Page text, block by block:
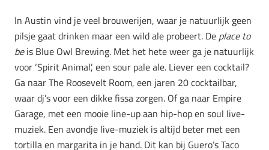
In Austin vind je veel brouwerijen, waar je natuurlijk geen
pilsje gaat drinken maar een wild ale probeert. De place to
beis Blue Owl Brewing. Met het hete weer ga je natuurlijk
voor ‘Spirit Animal’, een sour pale ale. Liever een cocktail?
Ga naar The Roosevelt Room, een jaren 20 cocktailbar,
waar dj’s voor een dikke fissa zorgen. Of ga naar Empire
Garage, met een mooie line-up aan hip-hop en soul live-
muziek. Een avondje live-muziek is altijd beter met een
tortilla en margarita in je hand. Dit kan bij Guero’s Taco